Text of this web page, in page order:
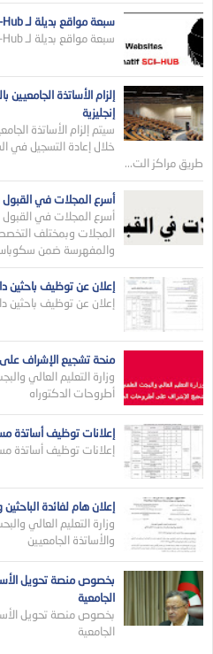
سبعة مواقع بديلة لـ Sci-Hub
سبعة مواقع بديلة لـ Sci-Hub
إلزام الأساتذة
إنجليزية
سيتم إلزام الأساتذة
خلال إعادة التسجيل في
طريق مراكز الت...
أسرع المجلات في القبول
أسرع المجلات في القبول
المجلات وبمختلف
والمفهرسة ضمن
إعلان عن توظيف باحثين
إعلان عن توظيف باحثين
منحة تشجيع الإشراف
وزارة التعليم العالي
أطروحات الدكتوراه
إعلانات توظيف أساتذة
إعلانات توظيف أساتذة
إعلان هام لفائدة الباحثين
وزارة التعليم العالي
والأساتذة الجامعيين
بخصوص منصة تحويل
الجامعية
بخصوص منصة تحويل
الجامعية